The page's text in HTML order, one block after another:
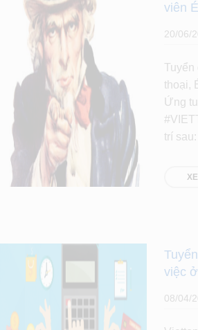
viên
20/06/
Tuyển
thoại,
Ứng
trí
việc
08/04/